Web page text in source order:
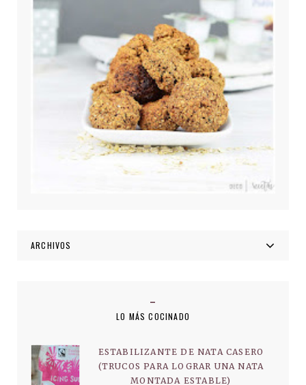
ARCHIVOS
LO MÁS COCINADO
ESTABILIZANTE DE NATA CASERO
(TRUCOS PARA LOGRAR UNA NATA
MONTADA ESTABLE)